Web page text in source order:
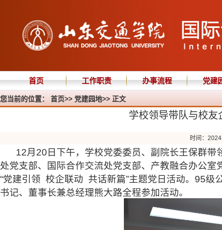
首页 工作职责 办事流程 党建
您当前的位置： 首页>> 党建园地>> 正文
学校领导带队与校
时间：
12月20日下午，学校党委委员、副院长王保群
处党支部、国际合作交流处党支部、产教融合办公
“党建引领 校企联动 共话新篇”主题党日活动。95级
书记、董事长兼总经理熊大路全程参加活动。